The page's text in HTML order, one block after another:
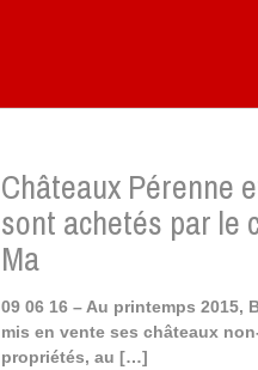
Châteaux Pérenne
sont achetés par le
Ma
09 06 16 – Au printemps 2015,
mis en vente ses châteaux
propriétés, au […]